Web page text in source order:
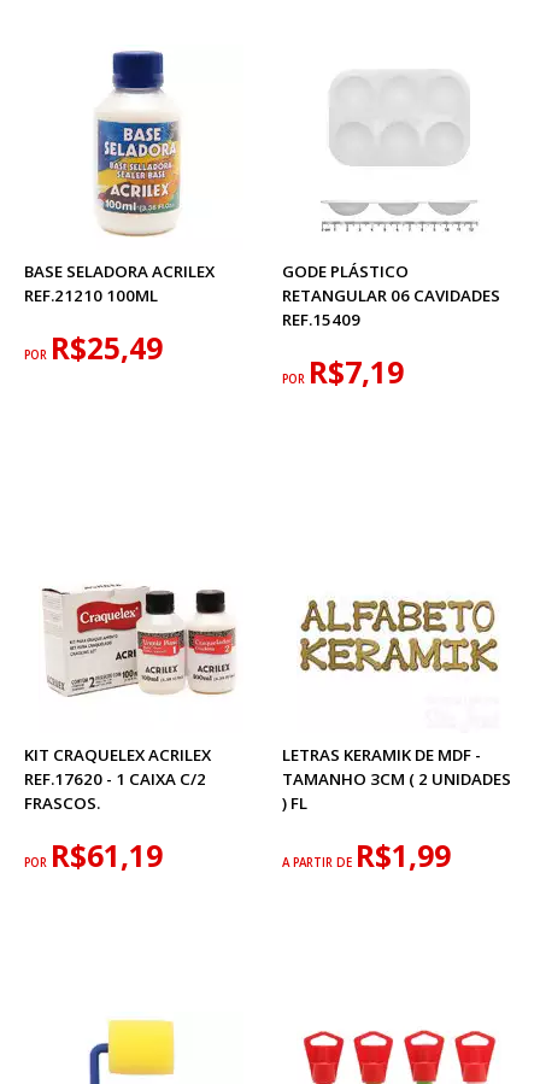
BASE SELADORA ACRILEX
REF.21210 100ML
POR R$25,49
GODE PLÁSTICO
RETANGULAR 06 CAVIDADES
REF.15409
POR R$7,19
KIT CRAQUELEX ACRILEX
REF.17620 - 1 CAIXA C/2
FRASCOS.
POR R$61,19
LETRAS KERAMIK DE MDF -
TAMANHO 3CM ( 2 UNIDADES
) FL
A PARTIR DE R$1,99